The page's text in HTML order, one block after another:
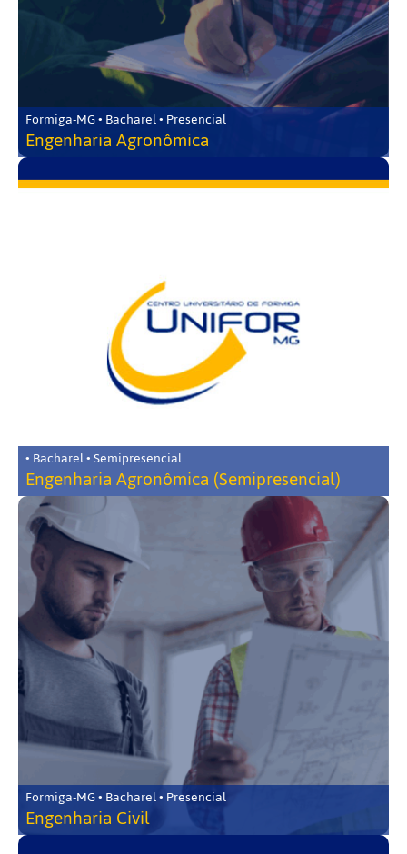
Formiga-MG • Bacharel • Presencial
Engenharia Agronômica
• Bacharel • Semipresencial
Engenharia Agronômica (Semipresencial)
Formiga-MG • Bacharel • Presencial
Engenharia Civil